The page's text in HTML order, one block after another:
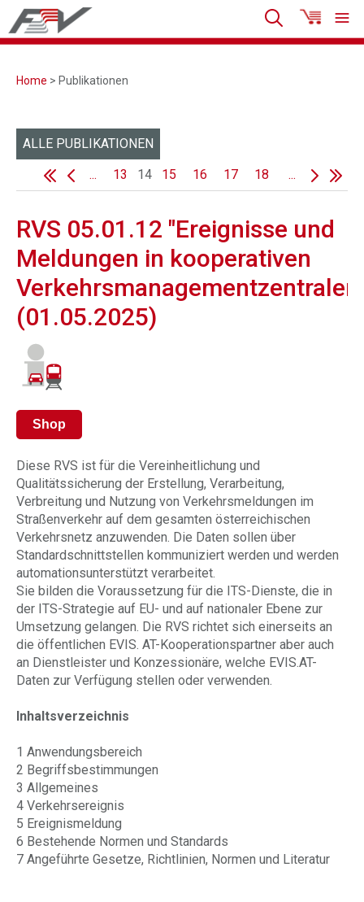
Home > Publikationen
ALLE PUBLIKATIONEN
...
13 14 15 16 17 18 ...
RVS 05.01.12 "Ereignisse und
Meldungen in kooperativen
(01.05.2025)
Shop
Diese RVS ist für die Vereinheitlichung und
Qualitätssicherung der Erstellung, Verarbeitung,
Verbreitung und Nutzung von Verkehrsmeldungen im
Straßenverkehr auf dem gesamten österreichischen
Verkehrsnetz anzuwenden. Die Daten sollen über
Standardschnittstellen kommuniziert werden und werden
automationsunterstützt verarbeitet.
Sie bilden die Voraussetzung für die ITS-Dienste, die in
der ITS-Strategie auf EU- und auf nationaler Ebene zur
Umsetzung gelangen. Die RVS richtet sich einerseits an
die öffentlichen EVIS. AT-Kooperationspartner aber auch
an Dienstleister und Konzessionäre, welche EVIS.AT-
Daten zur Verfügung stellen oder verwenden.
Inhaltsverzeichnis
1 Anwendungsbereich
2 Begriffsbestimmungen
3 Allgemeines
4 Verkehrsereignis
5 Ereignismeldung
6 Bestehende Normen und Standards
7 Angeführte Gesetze, Richtlinien, Normen und Literatur